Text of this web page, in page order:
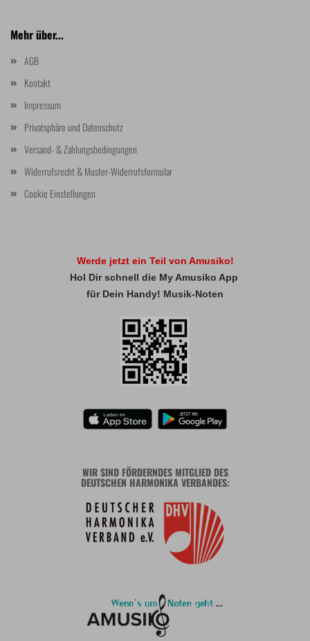
Mehr über...
AGB
Kontakt
Impressum
Privatsphäre und Datenschutz
Versand- & Zahlungsbedingungen
Widerrufsrecht & Muster-Widerrufsformular
Cookie Einstellungen
Werde jetzt ein Teil von Amusiko!
Hol Dir schnell die My Amusiko App
für Dein Handy! Musik-Noten
WIR SIND FÖRDERNDES MITGLIED DES
DEUTSCHEN HARMONIKA VERBANDES: